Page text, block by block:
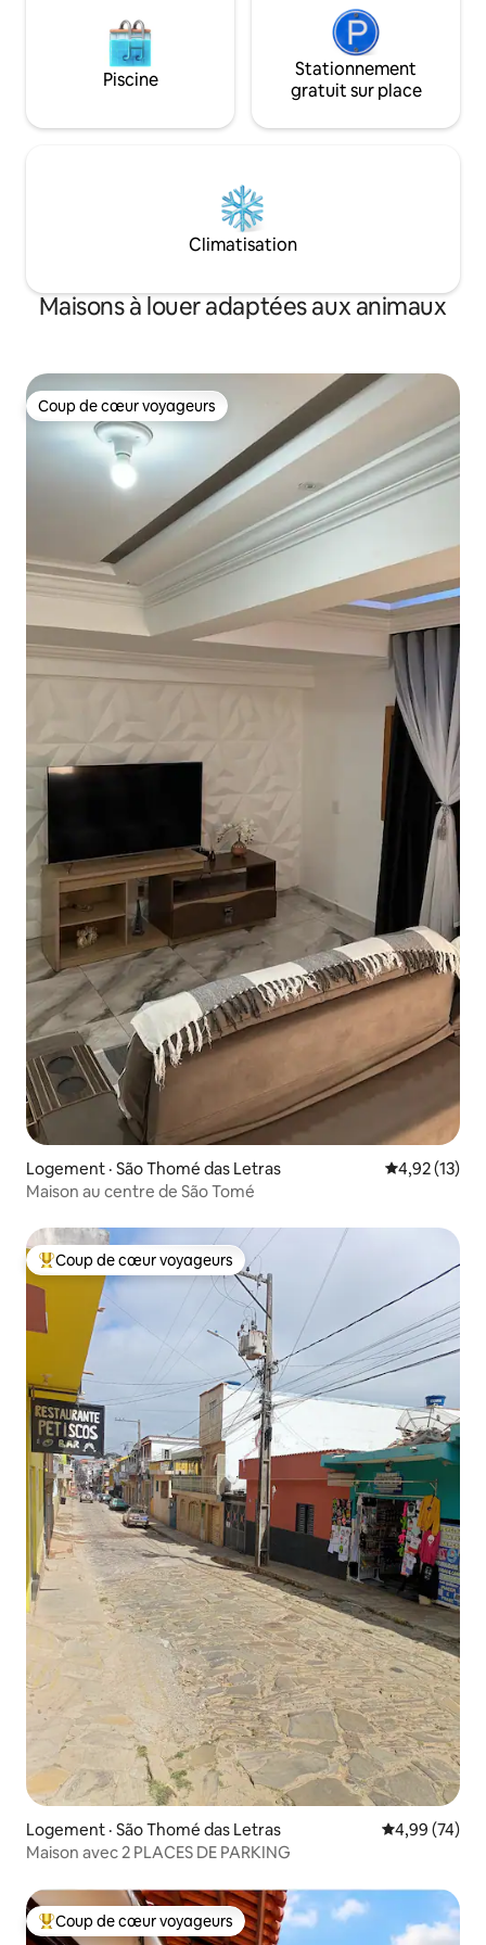
Piscine
Stationnement
gratuit sur place
Climatisation
Maisons à louer adaptées aux animaux
Coup de cœur voyageurs
Coup de cœur voyageurs
Logement · São Thomé das Letras Note
4,92 (13)
Maison au centre de São Tomé
Coup de cœur voyageurs parmi les plus aimés
Coup de cœur voyageurs
Logement · São Thomé das Letras Note
4,99 (74)
Maison avec 2 PLACES DE PARKING
Coup de cœur voyageurs parmi les plus aimés
Coup de cœur voyageurs